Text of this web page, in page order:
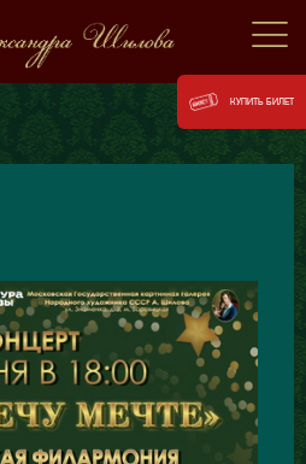
КУПИТЬ БИЛЕТ